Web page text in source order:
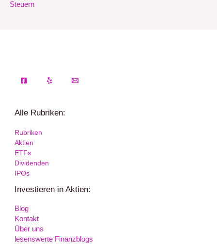
Steuern
Alle Rubriken:
Rubriken
Aktien
ETFs
Dividenden
IPOs
Investieren in Aktien:
Blog
Kontakt
Über uns
lesenswerte Finanzblogs